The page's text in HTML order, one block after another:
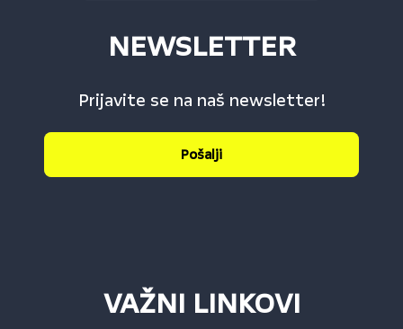
NEWSLETTER
Prijavite se na naš newsletter!
Pošalji
VAŽNI LINKOVI